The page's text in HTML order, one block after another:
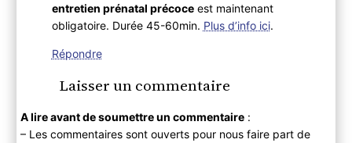
entretien prénatal précoceest maintenant
obligatoire. Durée 45-60min. Plus d’info ici.
Répondre
Laisser un commentaire
A lire avant de soumettre un commentaire:
– Les commentaires sont ouverts pour nous faire part de